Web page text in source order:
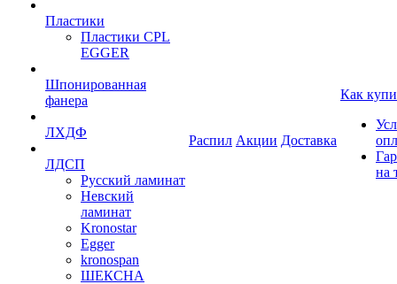
Пластики
Пластики CPL
EGGER
Шпонированная
фанера
ЛХДФ
ЛДСП
Русский ламинат
Невский
ламинат
Kronostar
Egger
kronospan
ШЕКСНА
Распил Акции Доставка
Как
на